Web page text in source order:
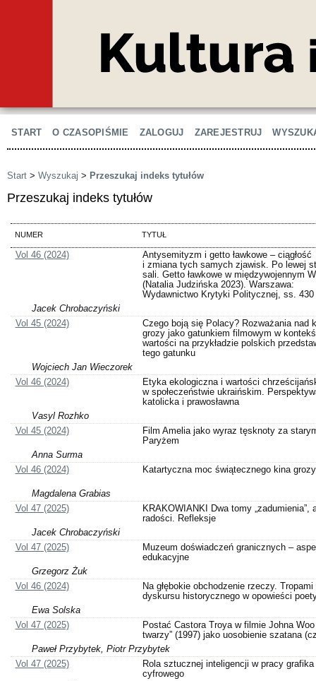
START O CZASOPIŚMIE ZALOGUJ ZAREJESTRUJ
Start > Wyszukaj > Przeszukaj indeks tytułów
Przeszukaj indeks tytułów
NUMER TYTUŁ
Vol 46 (2024)
Antysemityzm i getto ławkowe – ciągłość
i zmiana tych samych zjawisk. Po lewej
sali. Getto ławkowe w międzywojennym
(Natalia Judzińska 2023). Warszawa:
Wydawnictwo Krytyki Politycznej, ss. 430
Jacek Chrobaczyński
Vol 45 (2024)
Czego boją się Polacy? Rozważania nad
grozy jako gatunkiem filmowym w
wartości na przykładzie polskich
tego gatunku
Wojciech Jan Wieczorek
Vol 46 (2024)
Etyka ekologiczna i wartości
w społeczeństwie ukraińskim.
katolicka i prawosławna
Vasyl Rozhko
Vol 45 (2024)
Film Amelia jako wyraz tęsknoty za
Paryżem
Anna Surma
Vol 46 (2024)
Katartyczna moc świątecznego kina grozy
Magdalena Grabias
Vol 47 (2025)
KRAKOWIANKI Dwa tomy „zadumienia”,
radości. Refleksje
Jacek Chrobaczyński
Vol 47 (2025)
Muzeum doświadczeń granicznych –
edukacyjne
Grzegorz Żuk
Vol 46 (2024)
Na głębokie obchodzenie rzeczy. Tropami
dyskursu historycznego w opowieści
Ewa Solska
Vol 47 (2025)
Postać Castora Troya w filmie Johna Woo
twarzy” (1997) jako uosobienie szatana
Paweł Przybytek, Piotr Przybytek
Vol 47 (2025)
Rola sztucznej inteligencji w pracy grafika
cyfrowego